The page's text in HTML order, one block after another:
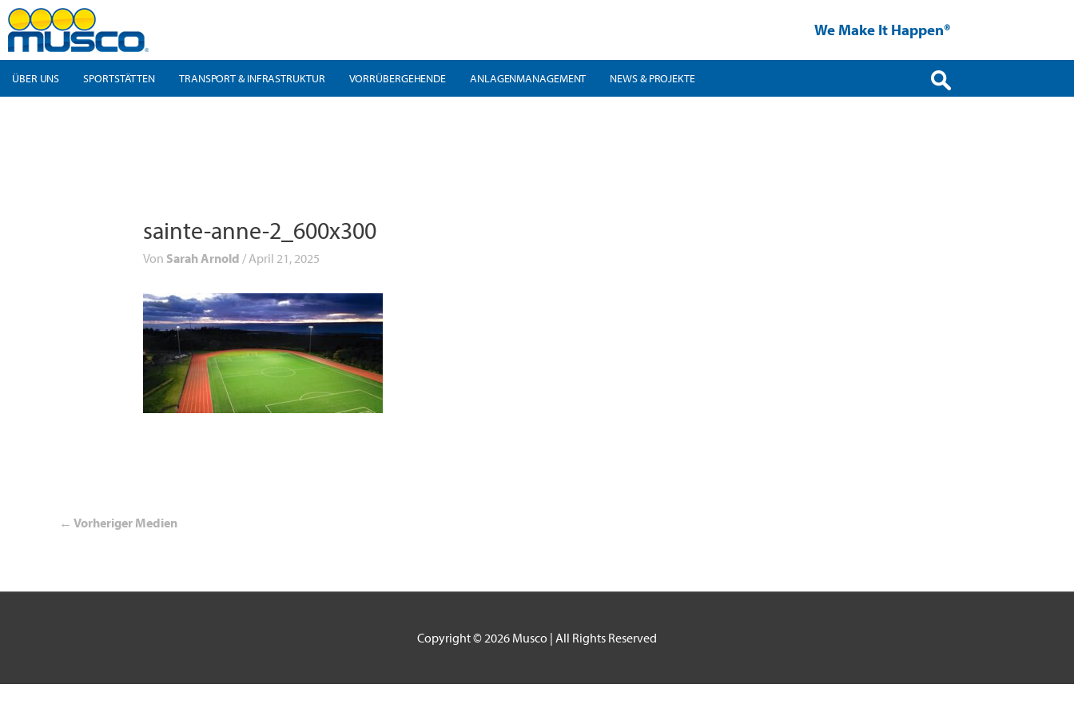
Zum
Inhalt
springen
We Make It Happen®
ÜBER UNS SPORTSTÄTTEN TRANSPORT & INFRASTRUKTUR VORRÜBERGEHENDE ANLAGENMANAGEMENT NEWS & PROJEKTE
sainte-anne-2_600x300
Von Sarah Arnold /April 21, 2025
← Vorheriger Medien
Copyright © 2026 Musco | All Rights Reserved